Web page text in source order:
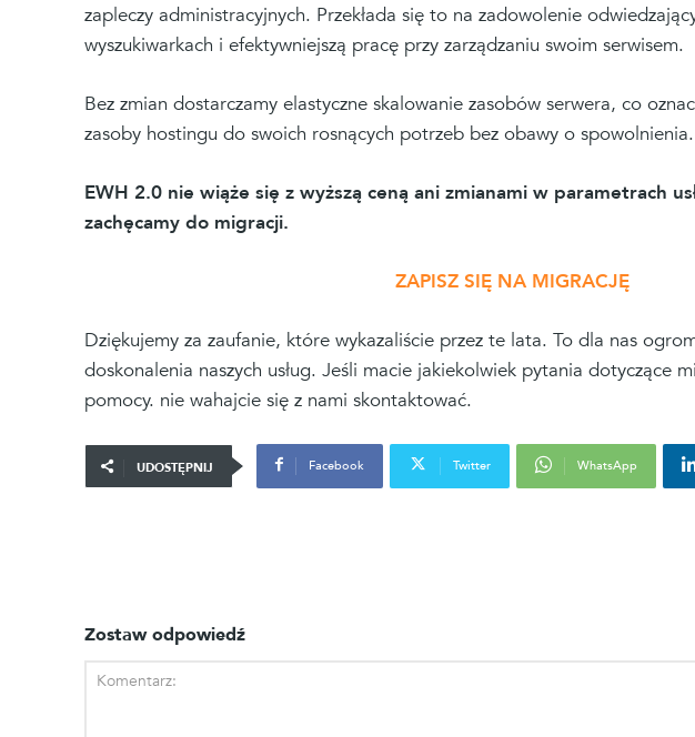
zapleczy administracyjnych. Przekłada się to na zadowolenie
wyszukiwarkach i efektywniejszą pracę przy zarządzaniu swoim serwisem.
Bez zmian dostarczamy elastyczne skalowanie zasobów serwera, co
zasoby hostingu do swoich rosnących potrzeb bez obawy o spowolnienia.
EWH 2.0 nie wiąże się z wyższą ceną ani zmianami w parametrach
zachęcamy do migracji.
ZAPISZ SIĘ NA MIGRACJĘ
Dziękujemy za zaufanie, które wykazaliście przez te lata. To dla nas
doskonalenia naszych usług. Jeśli macie jakiekolwiek pytania dotyczące
pomocy. nie wahajcie się z nami skontaktować.
UDOSTĘPNIJ Facebook Twitter WhatsApp
Zostaw odpowiedź